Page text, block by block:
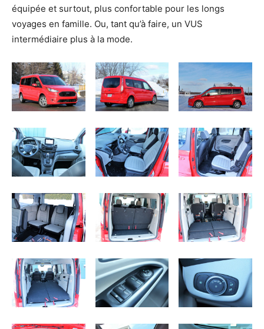
équipée et surtout, plus confortable pour les longs
voyages en famille. Ou, tant qu’à faire, un VUS
intermédiaire plus à la mode.